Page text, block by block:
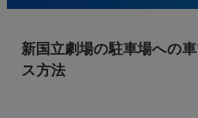
新国立劇場の駐車場への
ス方法